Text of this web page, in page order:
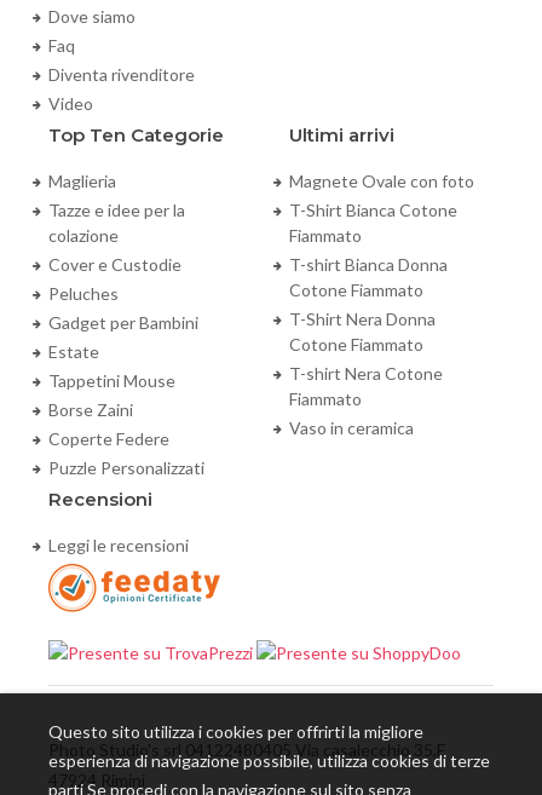
Dove siamo
Faq
Diventa rivenditore
Video
Top Ten Categorie
Maglieria
Tazze e idee per la
colazione
Cover e Custodie
Peluches
Gadget per Bambini
Estate
Tappetini Mouse
Borse Zaini
Coperte Federe
Puzzle Personalizzati
Ultimi arrivi
Magnete Ovale con foto
T-Shirt Bianca Cotone
Fiammato
T-shirt Bianca Donna
Cotone Fiammato
T-Shirt Nera Donna
Cotone Fiammato
T-shirt Nera Cotone
Fiammato
Vaso in ceramica
Recensioni
Leggi le recensioni
Photo Studio's srl 04122480405 Via casalecchio 35,E
47924 Rimini
Questo sito utilizza i cookies per offrirti la migliore
esperienza di navigazione possibile, utilizza cookies di terze
parti Se procedi con la navigazione sul sito senza